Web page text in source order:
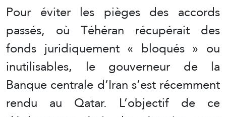
Pour éviter les pièges des accords
passés, où Téhéran récupérait des
fonds juridiquement « bloqués » ou
inutilisables, le gouverneur de la
Banque centrale d’Iran s’est récemment
rendu au Qatar. L’objectif de ce